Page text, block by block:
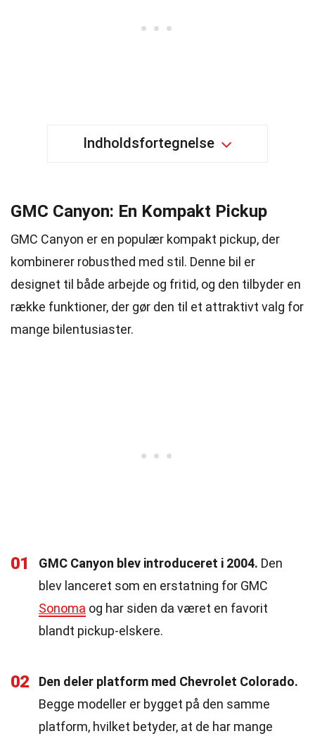
Indholdsfortegnelse
GMC Canyon: En Kompakt Pickup
GMC Canyon er en populær kompakt pickup, der
kombinerer robusthed med stil. Denne bil er
designet til både arbejde og fritid, og den tilbyder en
række funktioner, der gør den til et attraktivt valg for
mange bilentusiaster.
01 GMC Canyon blev introduceret i 2004. Den
blev lanceret som en erstatning for GMC
Sonoma og har siden da været en favorit
blandt pickup-elskere.
02
Den deler platform med Chevrolet Colorado.
Begge modeller er bygget på den samme
platform, hvilket betyder, at de har mange